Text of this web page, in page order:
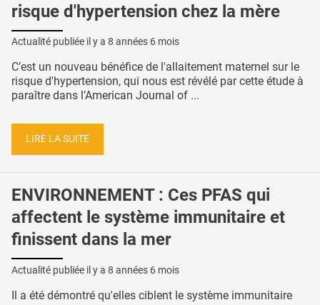
risque d'hypertension chez la mère
Actualité publiée il y a 8 années 6 mois
C’est un nouveau bénéfice de l'allaitement maternel sur le
risque d'hypertension, qui nous est révélé par cette étude à
paraître dans l’American Journal of ...
LIRE LA SUITE
ENVIRONNEMENT : Ces PFAS qui
affectent le système immunitaire et
finissent dans la mer
Actualité publiée il y a 8 années 6 mois
Il a été démontré qu'elles ciblent le système immunitaire